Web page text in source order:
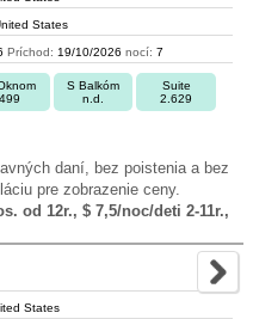
States
Príchod: 19/10/2026 nocí: 7
499
S Balkóm
n.d.
Suite
2.629
daní, bez poistenia a bez
pre zobrazenie ceny.
od 12r., $ 7,5/noc/deti 2-11r.,
States